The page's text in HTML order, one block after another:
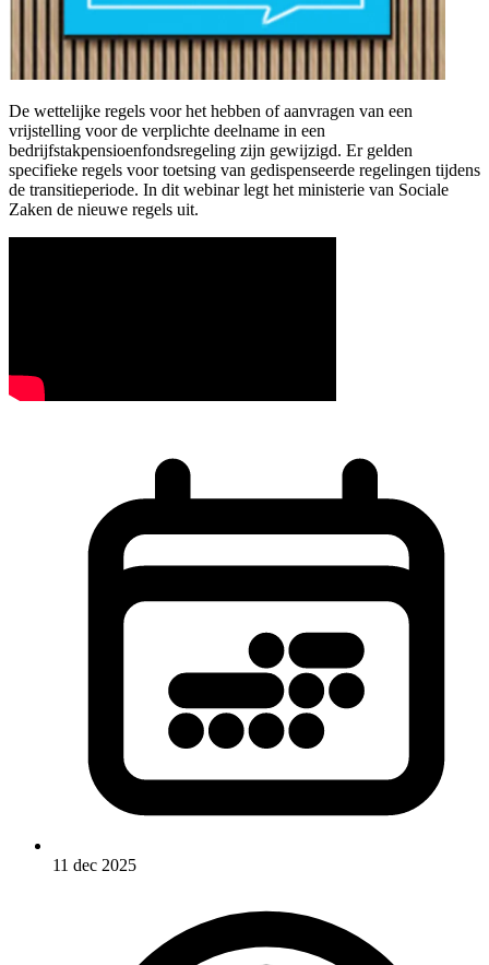
De wettelijke regels voor het hebben of aanvragen van een
vrijstelling voor de verplichte deelname in een
bedrijfstakpensioenfondsregeling zijn gewijzigd. Er gelden
specifieke regels voor toetsing van gedispenseerde regelingen tijdens
de transitieperiode. In dit webinar legt het ministerie van Sociale
Zaken de nieuwe regels uit.
11 dec 2025